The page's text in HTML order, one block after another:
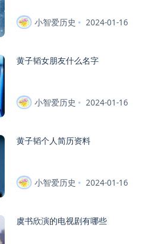
小智爱历史 2024-01-16
黄子韬女朋友什么名字
小智爱历史 2024-01-16
黄子韬个人简历资料
小智爱历史 2024-01-16
虞书欣演的电视剧有哪些